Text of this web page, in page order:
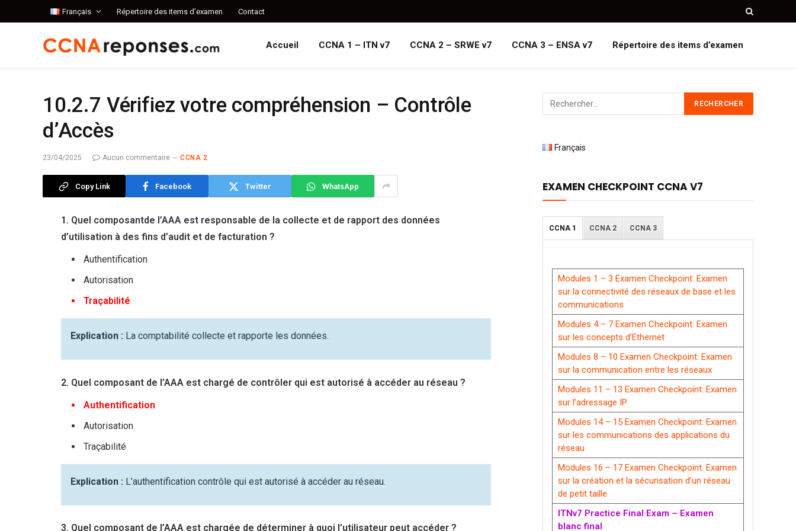
Français Répertoire des items d’examen Contact
Accueil CCNA 1 – ITN v7 CCNA 2 – SRWE v7 CCNA 3 – ENSA v7 Répertoire des items d’examen
10.2.7 Vérifiez votre compréhension – Contrôle
d’Accès
23/04/2025 Aucun commentaire CCNA 2
Copy Link Facebook Twitter WhatsApp
1. Quel composantde l’AAA est responsable de la collecte et de rapport des données
d’utilisation à des fins d’audit et de facturation ?
Authentification
Autorisation
Traçabilité
Explication : La comptabilité collecte et rapporte les données.
2. Quel composant de l’AAA est chargé de contrôler qui est autorisé à accéder au réseau ?
Authentification
Autorisation
Traçabilité
Explication : L’authentification contrôle qui est autorisé à accéder au réseau.
3. Quel composant de l’AAA est chargée de déterminer à quoi l’utilisateur peut accéder ?
Français
EXAMEN CHECKPOINT CCNA V7
CCNA 1 CCNA 2 CCNA 3
Modules 1 – 3 Examen Checkpoint: Examen
sur la connectivité des réseaux de base et les
communications
Modules 4 – 7 Examen Checkpoint: Examen
sur les concepts d’Ethernet
Modules 8 – 10 Examen Checkpoint: Examen
sur la communication entre les réseaux
Modules 11 – 13 Examen Checkpoint: Examen
sur l’adressage IP
Modules 14 – 15 Examen Checkpoint: Examen
sur les communications des applications du
réseau
Modules 16 – 17 Examen Checkpoint: Examen
sur la création et la sécurisation d’un réseau
de petit taille
ITNv7 Practice Final Exam – Examen
blanc final